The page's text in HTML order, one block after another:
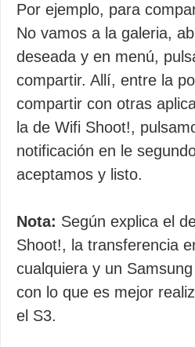
Por ejemplo, para
No vamos a la galeria,
deseada y en menú,
compartir. Allí, entre la
compartir con otras
la de Wifi Shoot!,
notificación en le
aceptamos y listo.
Nota: Según explica el
Shoot!, la transferencia
cualquiera y un
con lo que es mejor
el S3.